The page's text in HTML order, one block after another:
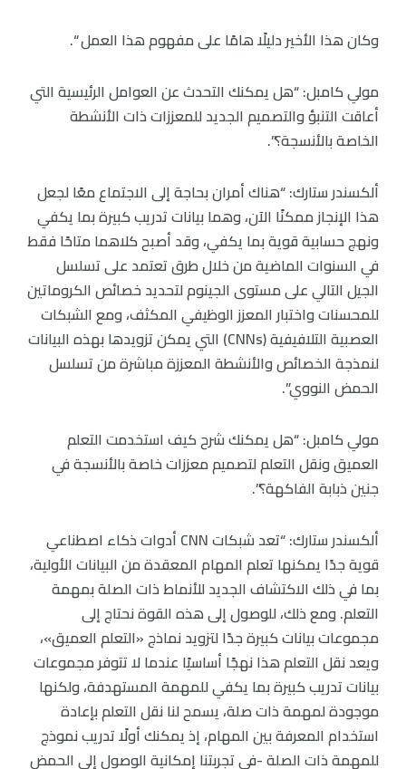
وكان هذا الأخير دليلًا هامًا على مفهوم هذا العمل “.
مولي كامبل: “هل يمكنك التحدث عن العوامل الرئيسية التي
أعاقت التنبؤ والتصميم الجديد للمعززات ذات الأنشطة
الخاصة بالأنسجة؟”.
ألكسندر ستارك: “هناك أمران بحاجة إلى الاجتماع معًا لجعل
هذا الإنجاز ممكنًا الآن، وهما بيانات تدريب كبيرة بما يكفي
ونهج حسابية قوية بما يكفي، وقد أصبح كلاهما متاحًا فقط
في السنوات الماضية من خلال طرق تعتمد على تسلسل
الجيل التالي على مستوى الجينوم لتحديد خصائص الكروماتين
للمحسنات واختبار المعزز الوظيفي المكثف، ومع الشبكات
العصبية التلافيفية (CNNs) التي يمكن تزويدها بهذه البيانات
لنمذجة الخصائص والأنشطة المعززة مباشرة من تسلسل
الحمض النووي”.
مولي كامبل: “هل يمكنك شرح كيف استخدمت التعلم
العميق ونقل التعلم لتصميم معززات خاصة بالأنسجة في
جنين ذبابة الفاكهة؟”.
ألكسندر ستارك: “تعد شبكات CNN أدوات ذكاء اصطناعي
قوية جدًا يمكنها تعلم المهام المعقدة من البيانات الأولية،
بما في ذلك الاكتشاف الجديد للأنماط ذات الصلة بمهمة
التعلم. ومع ذلك، للوصول إلى هذه القوة نحتاج إلى
مجموعات بيانات كبيرة جدًا لتزويد نماذج «التعلم العميق»،
ويعد نقل التعلم هذا نهجًا أساسيًا عندما لا تتوفر مجموعات
بيانات تدريب كبيرة بما يكفي للمهمة المستهدفة، ولكنها
موجودة لمهمة ذات صلة، يسمح لنا نقل التعلم بإعادة
استخدام المعرفة بين المهام، إذ يمكنك أولًا تدريب نموذج
للمهمة ذات الصلة -في تجربتنا إمكانية الوصول إلى الحمض